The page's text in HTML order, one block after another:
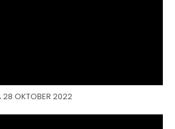
28 OKTOBER 2022